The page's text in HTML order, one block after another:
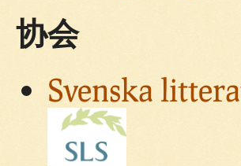
协会
Svenska